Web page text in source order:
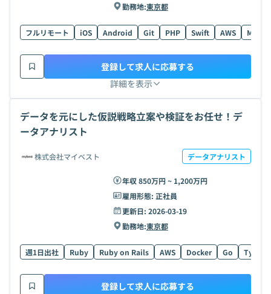
勤務地:東京都
フルリモート iOS Android Git PHP Swift AWS MySQL
詳細を表示
登録して求人に応募する
データを元にした仮説戦略立案や検証をお任せ！デ
ータアナリスト
株式会社マイベスト データアナリスト
年収 850万円 ~ 1,200万円
雇用形態: 正社員
更新日: 2026-03-19
勤務地:東京都
週1日出社 Ruby Ruby on Rails AWS Docker Go
登録して求人に応募する